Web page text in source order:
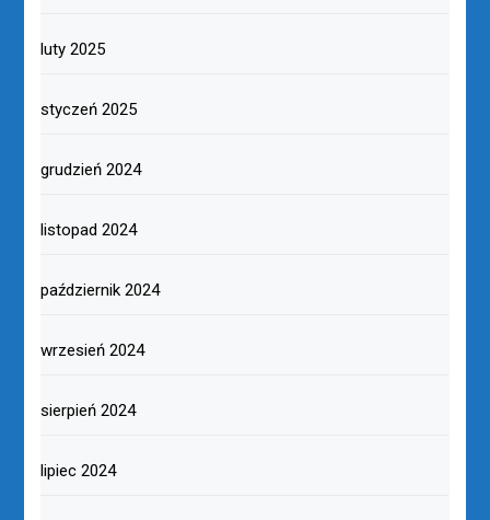
luty 2025
styczeń 2025
grudzień 2024
listopad 2024
październik 2024
wrzesień 2024
sierpień 2024
lipiec 2024